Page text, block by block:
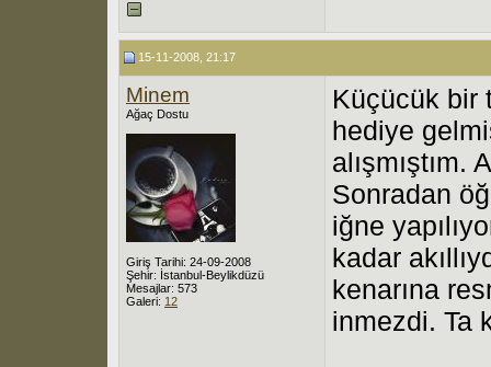
15-11-2008, 21:17
Minem
Ağaç Dostu
Giriş Tarihi: 24-09-2008
Şehir: İstanbul-Beylikdüzü
Mesajlar: 573
Galeri: 12
Küçücük bir
hediye
alışmıştım.
Sonradan
iğne
kadar
kenarına
inmezdi. Ta